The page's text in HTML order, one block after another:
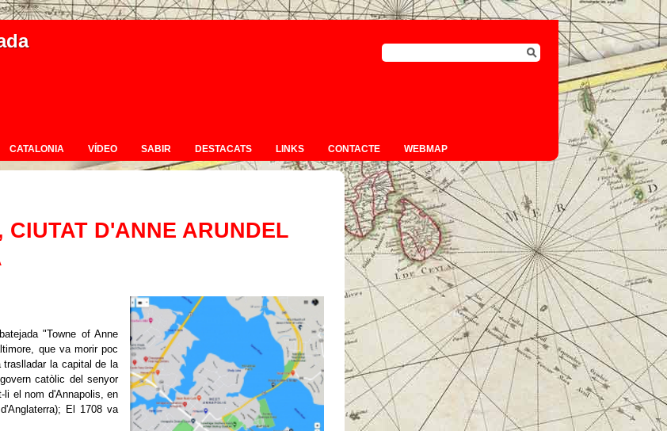
CATALONIA VÍDEO SABIR DESTACATS LINKS CONTACTE WEBMAP
D'ANNE ARUNDEL
"Towne of Anne
que va morir poc
la capital de la
catòlic del senyor
li el nom d'Annapolis, en
El 1708 va